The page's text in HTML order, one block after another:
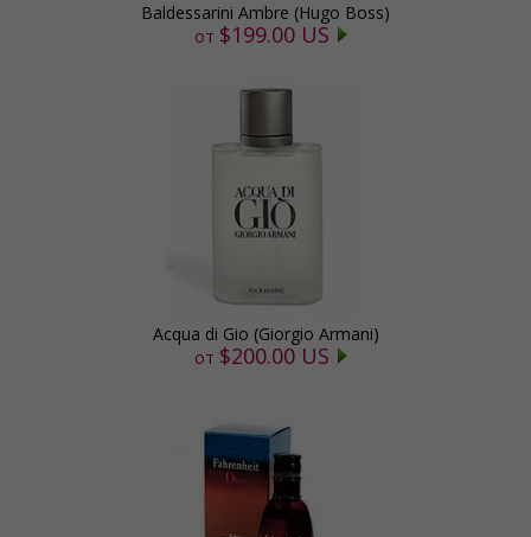
Baldessarini Ambre (Hugo Boss)
от $199.00 US
Acqua di Gio (Giorgio Armani)
от $200.00 US